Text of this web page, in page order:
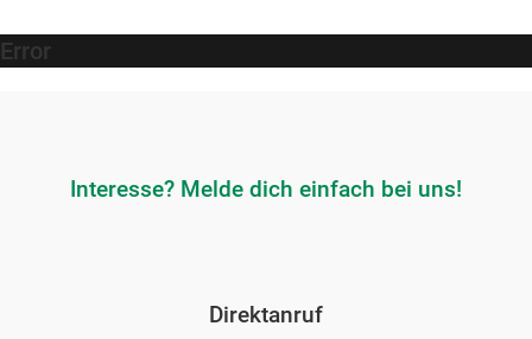
Error
Interesse? Melde dich einfach bei uns!
Direktanruf